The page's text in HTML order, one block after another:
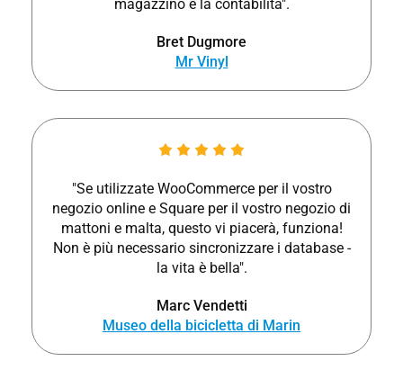
magazzino e la contabilità".
Bret Dugmore
Mr Vinyl
"Se utilizzate WooCommerce per il vostro
negozio online e Square per il vostro negozio di
mattoni e malta, questo vi piacerà, funziona!
Non è più necessario sincronizzare i database -
la vita è bella".
Marc Vendetti
Museo della bicicletta di Marin